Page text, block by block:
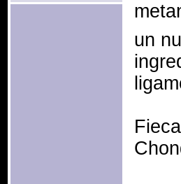
un